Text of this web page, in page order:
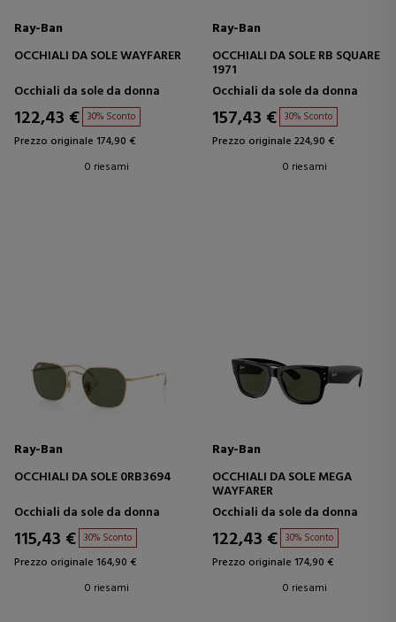
Ray-Ban
OCCHIALI DA SOLE WAYFARER
Occhiali da sole da donna
122,43 € 30% Sconto
Prezzo originale 174,90 €
0 riesami
Ray-Ban
OCCHIALI DA SOLE RB SQUARE
1971
Occhiali da sole da donna
157,43 € 30% Sconto
Prezzo originale 224,90 €
0 riesami
Ray-Ban
OCCHIALI DA SOLE 0RB3694
Occhiali da sole da donna
115,43 € 30% Sconto
Prezzo originale 164,90 €
0 riesami
Ray-Ban
OCCHIALI DA SOLE MEGA
WAYFARER
Occhiali da sole da donna
122,43 € 30% Sconto
Prezzo originale 174,90 €
0 riesami